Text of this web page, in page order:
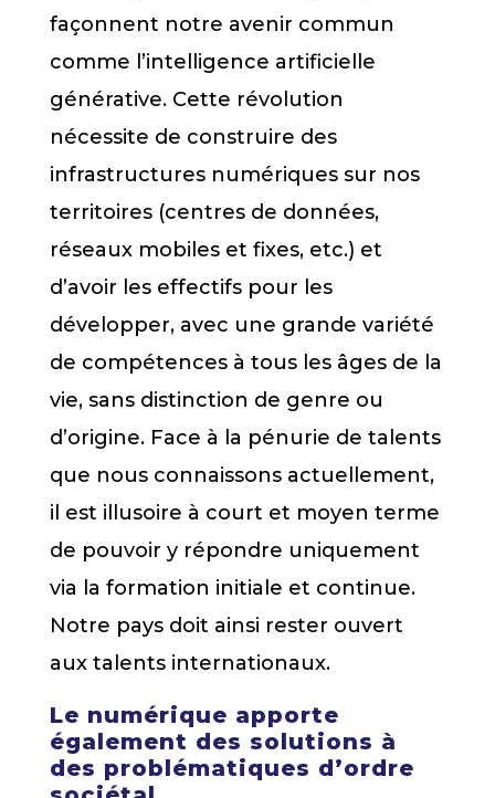
façonnent notre avenir commun
comme l’intelligence artificielle
générative. Cette révolution
nécessite de construire des
infrastructures numériques sur nos
territoires (centres de données,
réseaux mobiles et fixes, etc.) et
d’avoir les effectifs pour les
développer, avec une grande variété
de compétences à tous les âges de la
vie, sans distinction de genre ou
d’origine. Face à la pénurie de talents
que nous connaissons actuellement,
il est illusoire à court et moyen terme
de pouvoir y répondre uniquement
via la formation initiale et continue.
Notre pays doit ainsi rester ouvert
aux talents internationaux.
Le numérique apporte
également des solutions à
des problématiques d’ordre